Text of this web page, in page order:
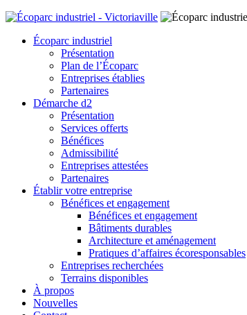
Écoparc industriel
Présentation
Plan de l’Écoparc
Entreprises établies
Partenaires
Démarche d2
Présentation
Services offerts
Bénéfices
Admissibilité
Entreprises attestées
Partenaires
Établir votre entreprise
Bénéfices et engagement
Bénéfices et engagement
Bâtiments durables
Architecture et aménagement
Pratiques d’affaires écoresponsables
Entreprises recherchées
Terrains disponibles
À propos
Nouvelles